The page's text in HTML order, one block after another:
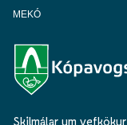
MEKÓ
Skilmálar um vefkökur